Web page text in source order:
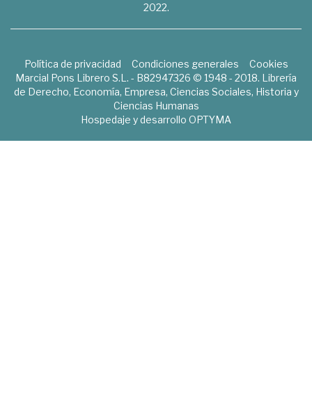
2022.
Política de privacidad Condiciones generales
Cookies
Marcial Pons Librero S.L. - B82947326 © 1948 - 2018. Librería
de Derecho, Economía, Empresa, Ciencias Sociales, Historia y
Ciencias Humanas
Hospedaje y desarrollo OPTYMA